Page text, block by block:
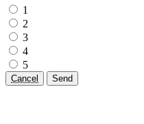
1
2
3
4
5
Cancel Send